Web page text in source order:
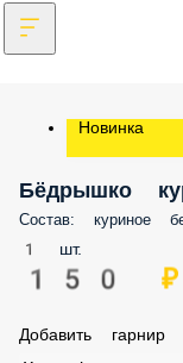
Новинка
Бёдрышко
Состав: куриное
1 шт.
150 ₽
Добавить гарнир